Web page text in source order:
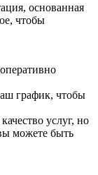
основанная
чтобы
график, чтобы
услуг, но
можете быть